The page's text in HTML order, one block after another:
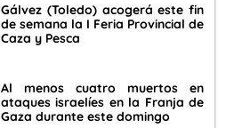
Gálvez (Toledo) acogerá este fin
de semana la I Feria Provincial de
Caza y Pesca
Al menos cuatro muertos en
ataques israelíes en la Franja de
Gaza durante este domingo